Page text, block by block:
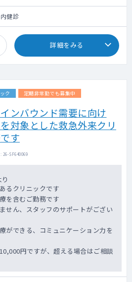
健診
詳細をみる
ク 定期非常勤でも募集中
ンバウンド需要に向け
対象とした救急外来クリ
す
26-SF640069
るクリニックです
を含むご勤務です
せん、スタッフのサポートがござい
ができる、コミュニケーション力を
円ですが、超える場合はご相談